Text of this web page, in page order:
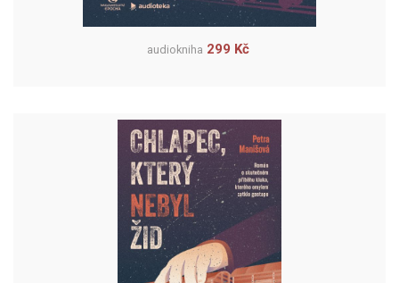
audiokniha 299 Kč